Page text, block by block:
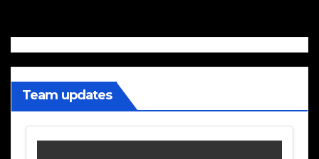
Team updates